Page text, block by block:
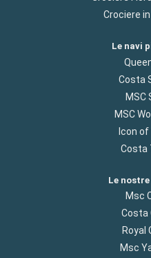
Crociere
Le navi
Costa
MSC
MSC
Icon of
Costa
Le
Msc
Costa
Royal
Msc